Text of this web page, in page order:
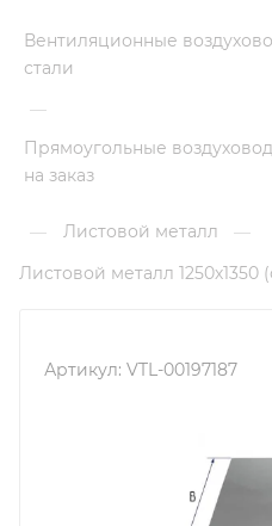
Вентиляционные
стали
—
Прямоугольные
на заказ
— Листовой металл
—
Листовой металл 1250х1350
Артикул: VTL-00197187